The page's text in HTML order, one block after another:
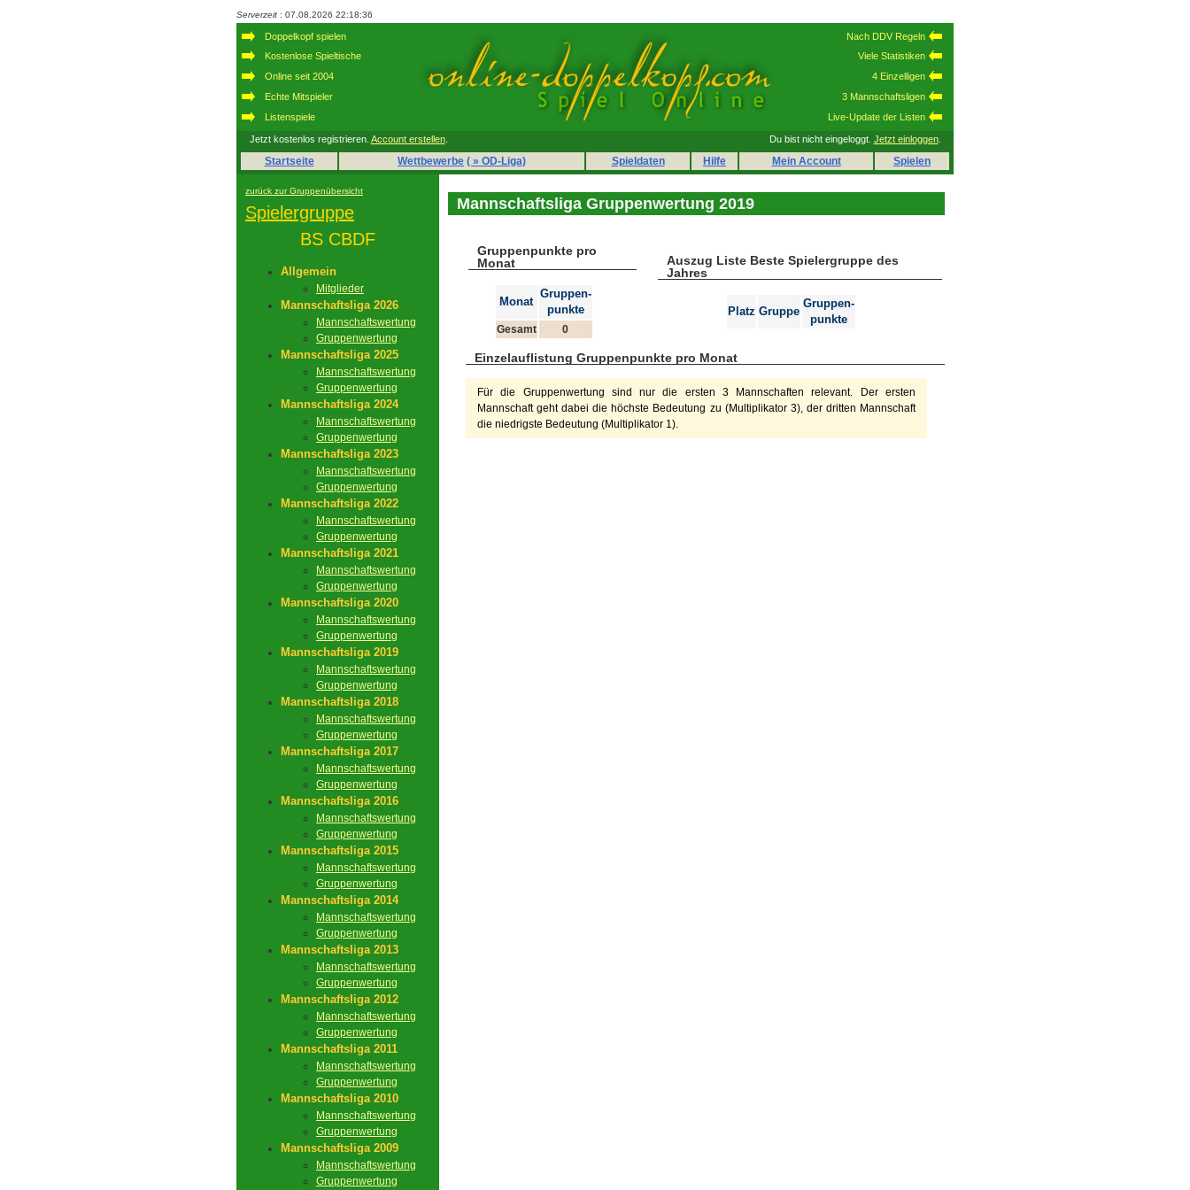
Serverzeit : 07.08.2026 22:18:36
Doppelkopf spielen
Kostenlose Spieltische
Online seit 2004
Echte Mitspieler
Listenspiele
Nach DDV Regeln
Viele Statistiken
4 Einzelligen
3 Mannschaftsligen
Live-Update der Listen
Jetzt kostenlos registrieren. Account erstellen. Du bist nicht eingeloggt. Jetzt einloggen.
Startseite Wettbewerbe ( » OD-Liga) Spieldaten Hilfe Mein Account Spielen
zurück zur Gruppenübersicht
Spielergruppe
BS CBDF
Allgemein
Mitglieder
Mannschaftsliga 2026
Mannschaftswertung
Gruppenwertung
Mannschaftsliga 2025
Mannschaftswertung
Gruppenwertung
Mannschaftsliga 2024
Mannschaftswertung
Gruppenwertung
Mannschaftsliga 2023
Mannschaftswertung
Gruppenwertung
Mannschaftsliga 2022
Mannschaftswertung
Gruppenwertung
Mannschaftsliga 2021
Mannschaftswertung
Gruppenwertung
Mannschaftsliga 2020
Mannschaftswertung
Gruppenwertung
Mannschaftsliga 2019
Mannschaftswertung
Gruppenwertung
Mannschaftsliga 2018
Mannschaftswertung
Gruppenwertung
Mannschaftsliga 2017
Mannschaftswertung
Gruppenwertung
Mannschaftsliga 2016
Mannschaftswertung
Gruppenwertung
Mannschaftsliga 2015
Mannschaftswertung
Gruppenwertung
Mannschaftsliga 2014
Mannschaftswertung
Gruppenwertung
Mannschaftsliga 2013
Mannschaftswertung
Gruppenwertung
Mannschaftsliga 2012
Mannschaftswertung
Gruppenwertung
Mannschaftsliga 2011
Mannschaftswertung
Gruppenwertung
Mannschaftsliga 2010
Mannschaftswertung
Gruppenwertung
Mannschaftsliga 2009
Mannschaftswertung
Gruppenwertung
Mannschaftsliga Gruppenwertung 2019
Gruppenpunkte pro
Monat
Monat
Gruppen-
punkte
Gesamt 0
Auszug Liste Beste Spielergruppe des
Jahres
Platz Gruppe
Gruppen-
punkte
Einzelauflistung Gruppenpunkte pro Monat
Für die Gruppenwertung sind nur die ersten 3 Mannschaften relevant. Der ersten
Mannschaft geht dabei die höchste Bedeutung zu (Multiplikator 3), der dritten Mannschaft
die niedrigste Bedeutung (Multiplikator 1).